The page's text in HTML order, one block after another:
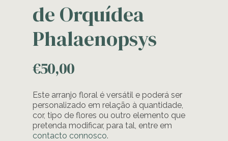
de Orquídea
Phalaenopsys
€50,00
Este arranjo floral é versátil e poderá ser
personalizado em relação à quantidade,
cor, tipo de flores ou outro elemento que
pretenda modificar, para tal, entre em
contacto connosco.